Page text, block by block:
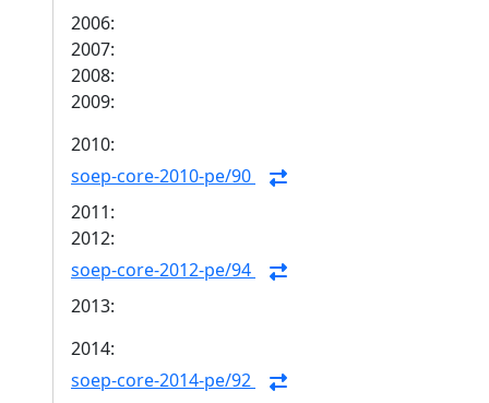
2006:
2007:
2008:
2009:
2010:
soep-core-2010-pe/90
2011:
2012:
soep-core-2012-pe/94
2013:
2014:
soep-core-2014-pe/92